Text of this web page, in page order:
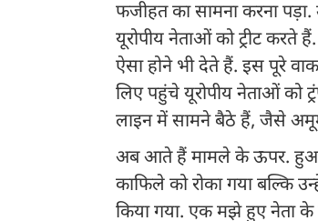
फजीहत का सामना करना
यूरोपीय नेताओं को ट्रीट
ऐसा होने भी देते हैं. इस पूरे
लिए पहुंचे यूरोपीय नेताओं को
लाइन में सामने बैठे हैं, जैसे
अब आते हैं मामले के ऊपर. हुआ
काफिले को रोका गया बल्कि
किया गया. एक मझे हुए नेता के